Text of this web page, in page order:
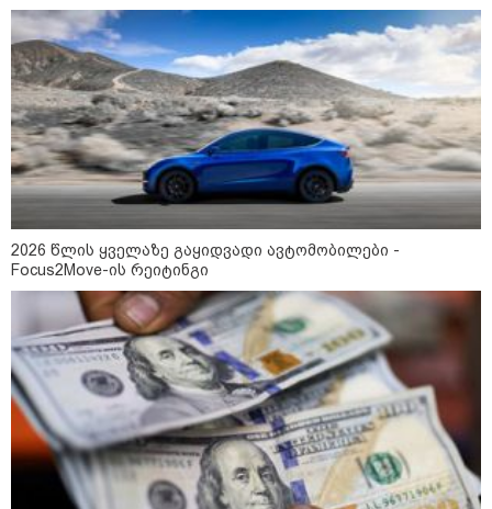
10:58 / 06-08-2026
"დადგება დრო და თქვენი დღევანდელი
"პოსტაობა" საკუთარ თავთან
შეგარცხვენთ... თქვენი შეცდომა არის
დანაშაულის ტოლფასი" - ეკა კუპატაძე
ნანუკა ჟორჟოლიანს
2026 წლის ყველაზე გაყიდვადი ავტომობილები -
Focus2Move-ის რეიტინგი